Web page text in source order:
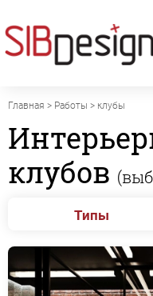
Главная > Работы > клубы
клубов
Типы